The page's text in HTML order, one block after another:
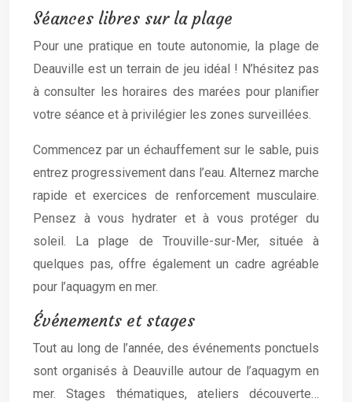
Séances libres sur la plage
Pour une pratique en toute autonomie, la plage de
Deauville est un terrain de jeu idéal ! N’hésitez pas
à consulter les horaires des marées pour planifier
votre séance et à privilégier les zones surveillées.
Commencez par un échauffement sur le sable, puis
entrez progressivement dans l’eau. Alternez marche
rapide et exercices de renforcement musculaire.
Pensez à vous hydrater et à vous protéger du
soleil. La plage de Trouville-sur-Mer, située à
quelques pas, offre également un cadre agréable
pour l’aquagym en mer.
Événements et stages
Tout au long de l’année, des événements ponctuels
sont organisés à Deauville autour de l’aquagym en
mer. Stages thématiques, ateliers découverte…